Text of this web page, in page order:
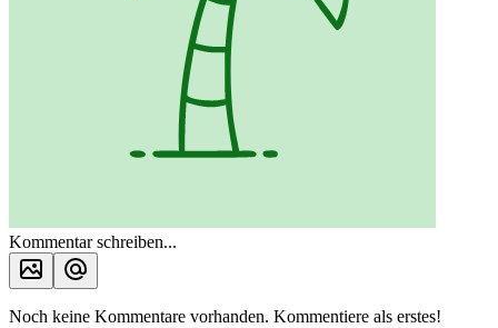
Kommentar schreiben...
Noch keine Kommentare vorhanden. Kommentiere als erstes!